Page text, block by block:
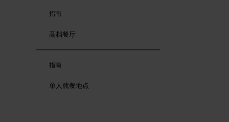
指南
高档餐厅
指南
单人就餐地点